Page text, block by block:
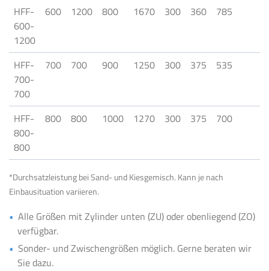
HFF-
600-
1200
600 1200 800 1670 300 360 785
HFF-
700-
700
700 700 900 1250 300 375 535
HFF-
800-
800
800 800 1000 1270 300 375 700
*Durchsatzleistung bei Sand- und Kiesgemisch. Kann je nach
Einbausituation variieren.
Alle Größen mit Zylinder unten (ZU) oder obenliegend (ZO)
verfügbar.
Sonder- und Zwischengrößen möglich. Gerne beraten wir
Sie dazu.